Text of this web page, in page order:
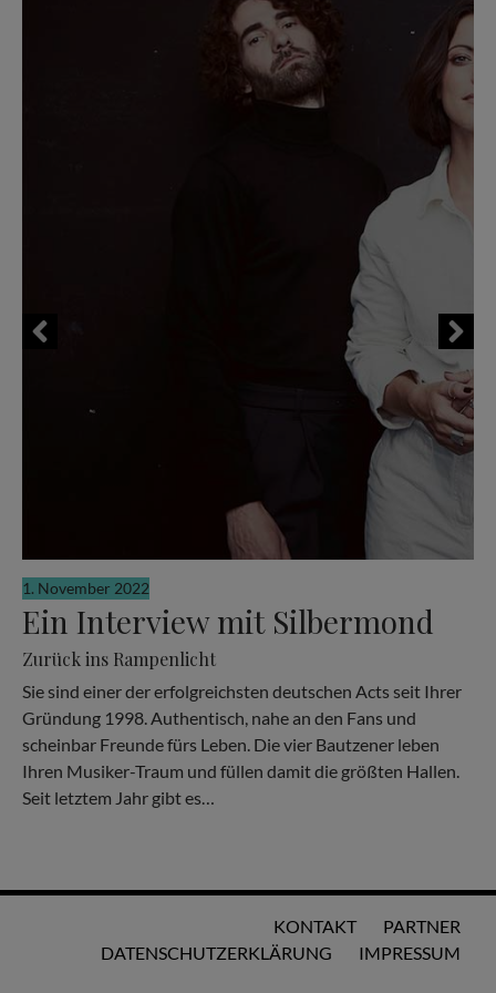
1. November 2022
Ein Interview mit Silbermond
Zurück ins Rampenlicht
Sie sind einer der erfolgreichsten deutschen Acts seit Ihrer
Gründung 1998. Authentisch, nahe an den Fans und
scheinbar Freunde fürs Leben. Die vier Bautzener leben
Ihren Musiker-Traum und füllen damit die größten Hallen.
Seit letztem Jahr gibt es…
KONTAKT
PARTNER
DATENSCHUTZERKLÄRUNG
IMPRESSUM